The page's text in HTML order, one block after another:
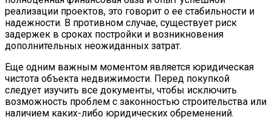
реализации проектов, это говорит о ее стабильности и
надежности. В противном случае, существует риск
задержек в сроках постройки и возникновения
дополнительных неожиданных затрат.
Еще одним важным моментом является юридическая
чистота объекта недвижимости. Перед покупкой
следует изучить все документы, чтобы исключить
возможность проблем с законностью строительства или
наличием каких-либо юридических обременений.